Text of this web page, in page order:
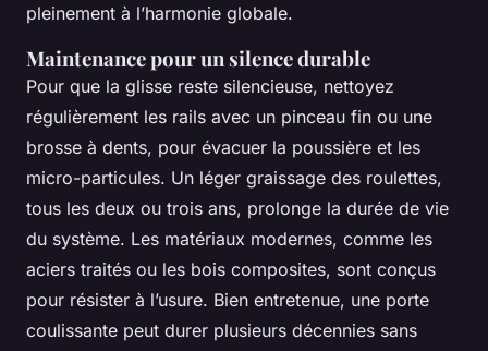
pleinement à l’harmonie globale.
Maintenance pour un silence durable
Pour que la glisse reste silencieuse, nettoyez
régulièrement les rails avec un pinceau fin ou une
brosse à dents, pour évacuer la poussière et les
micro-particules. Un léger graissage des roulettes,
tous les deux ou trois ans, prolonge la durée de vie
du système. Les matériaux modernes, comme les
aciers traités ou les bois composites, sont conçus
pour résister à l’usure. Bien entretenue, une porte
coulissante peut durer plusieurs décennies sans